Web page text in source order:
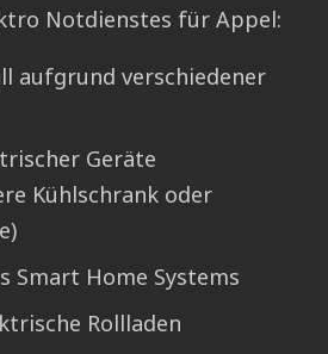
Notdienstes für Appel:
aufgrund verschiedener
Geräte
Kühlschrank oder
Smart Home Systems
Rollladen